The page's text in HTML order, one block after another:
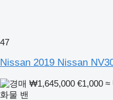
47
Nissan 2019 Nissan
₩1,645,000 €1,000 ≈
화물 밴